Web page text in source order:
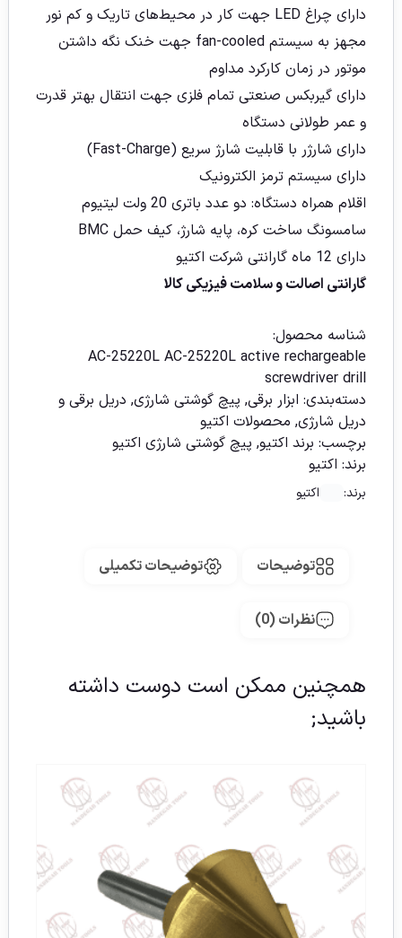
دارای چراغ LED جهت کار در محیط‌های تاریک و کم نور
مجهز به سیستم fan-cooled جهت خنک نگه داشتن
موتور در زمان کارکرد مداوم
دارای گیربکس صنعتی تمام فلزی جهت انتقال بهتر قدرت
و عمر طولانی دستگاه
دارای شارژر با قابلیت شارژ سریع (Fast-Charge)
دارای سیستم ترمز الکترونیک
اقلام همراه دستگاه: دو عدد باتری 20 ولت لیتیوم
سامسونگ ساخت کره، پایه شارژ، کیف حمل BMC
دارای 12 ماه گارانتی شرکت اکتیو
گارانتی اصالت و سلامت فیزیکی کالا
شناسه محصول:
AC-25220L AC-25220L active rechargeable
screwdriver drill
دسته‌بندی: ابزار برقی, پیچ گوشتی شارژی, دریل برقی و
دریل شارژی, محصولات اکتیو
برچسب: برند اکتیو, پیچ گوشتی شارژی اکتیو
برند: اکتیو
برند: اکتیو
توضیحات توضیحات تکمیلی
نظرات (0)
همچنین ممکن است دوست داشته
باشید;